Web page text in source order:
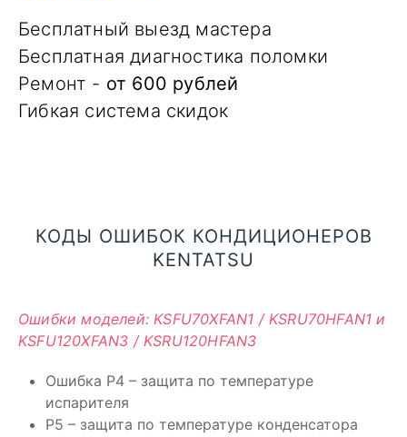
Бесплатный выезд мастера
Бесплатная диагностика поломки
Ремонт - от 600 рублей
Гибкая система скидок
КОДЫ ОШИБОК КОНДИЦИОНЕРОВ
KENTATSU
Ошибки моделей: KSFU70XFAN1 / KSRU70HFAN1 и
KSFU120XFAN3 / KSRU120HFAN3
Ошибка P4 – защита по температуре
испарителя
P5 – защита по температуре конденсатора